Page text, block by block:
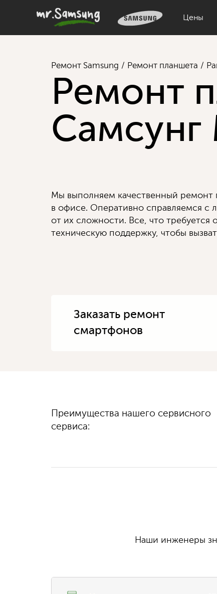
Цены
Ремонт Samsung Ремонт планшета
Ремонт
Самсунг
Мы выполняем качественный ремонт
в офисе. Оперативно справляемся
от их сложности. Все, что требуется
техническую поддержку, чтобы
Заказать ремонт
смартфонов
Преимущества нашего сервисного
сервиса:
гарантируем
качество
выполняем
Наши инженеры